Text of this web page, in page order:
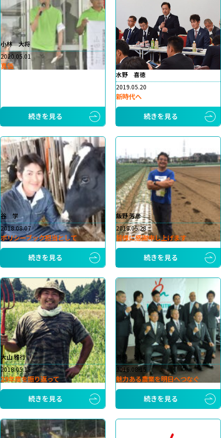
小林 大将
2020.05.01
真価
続きを見る
水野 喜徳
2019.05.20
新時代へ
続きを見る
谷 学
2018.08.07
ポリシーブック担当として
続きを見る
飯野 芳彦
2018.05.28
皆様に感謝申し上げます
続きを見る
大山 雅行
2018.05.15
29年度を振り返って
続きを見る
善積 智晃
2016.08.15
魅力ある農業を明日へつなぐ
続きを見る